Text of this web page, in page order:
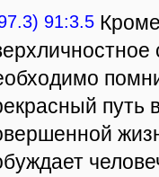
91:3.5
путь